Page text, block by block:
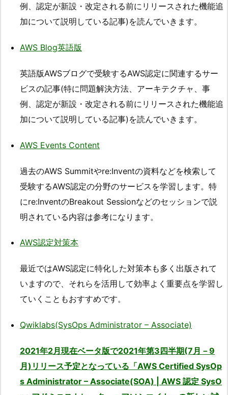
例、認定が新設・改定される前にリリースされた機能追
加について説明している記事)を読んでいきます。
AWS Blog英語版
英語版AWSブログで受験するAWS認定に関連するサー
ビスの記事(特に問題解決方法、アーキテクチャ、事
例、認定が新設・改定される前にリリースされた機能追
加について説明している記事)を読んでいきます。
AWS Events Content
過去のAWS Summitやre:Inventの資料などを検索して
受験するAWS認定の分野のサービスを学習します。特
にre:InventのBreakout Sessionなどのセッションで説
明されている内容は参考になります。
AWS認定対策本
最近ではAWS認定に特化した対策本も多く出版されて
いますので、それらを活用して効率よく重要点を学習し
ていくこともおすすめです。
Qwiklabs(SysOps Administrator – Associate)
2021年2月現在ベータ版で2021年第3四半期(7月－9
月)リリース予定となっている「AWS Certified SysOp
s Administrator – Associate(SOA) | AWS 認定 SysO